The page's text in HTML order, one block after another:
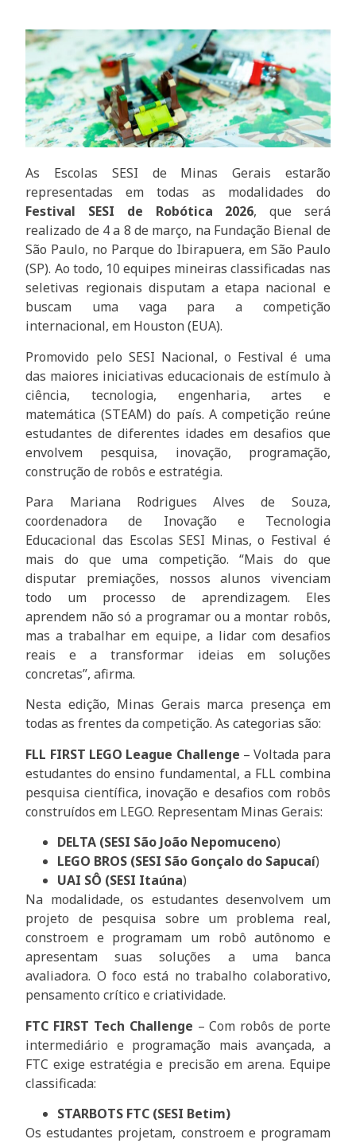
As Escolas SESI de Minas Gerais estarão
representadas em todas as modalidades do
Festival SESI de Robótica 2026, que será
realizado de 4 a 8 de março, na Fundação Bienal de
São Paulo, no Parque do Ibirapuera, em São Paulo
(SP). Ao todo, 10 equipes mineiras classificadas nas
seletivas regionais disputam a etapa nacional e
buscam uma vaga para a competição
internacional, em Houston (EUA).
Promovido pelo SESI Nacional, o Festival é uma
das maiores iniciativas educacionais de estímulo à
ciência, tecnologia, engenharia, artes e
matemática (STEAM) do país. A competição reúne
estudantes de diferentes idades em desafios que
envolvem pesquisa, inovação, programação,
construção de robôs e estratégia.
Para Mariana Rodrigues Alves de Souza,
coordenadora de Inovação e Tecnologia
Educacional das Escolas SESI Minas, o Festival é
mais do que uma competição. “Mais do que
disputar premiações, nossos alunos vivenciam
todo um processo de aprendizagem. Eles
aprendem não só a programar ou a montar robôs,
mas a trabalhar em equipe, a lidar com desafios
reais e a transformar ideias em soluções
concretas”, afirma.
Nesta edição, Minas Gerais marca presença em
todas as frentes da competição. As categorias são:
FLL FIRST LEGO League Challenge – Voltada para
estudantes do ensino fundamental, a FLL combina
pesquisa científica, inovação e desafios com robôs
construídos em LEGO. Representam Minas Gerais:
DELTA (SESI São João Nepomuceno)
LEGO BROS (SESI São Gonçalo do Sapucaí)
UAI SÔ (SESI Itaúna)
Na modalidade, os estudantes desenvolvem um
projeto de pesquisa sobre um problema real,
constroem e programam um robô autônomo e
apresentam suas soluções a uma banca
avaliadora. O foco está no trabalho colaborativo,
pensamento crítico e criatividade.
FTC FIRST Tech Challenge – Com robôs de porte
intermediário e programação mais avançada, a
FTC exige estratégia e precisão em arena. Equipe
classificada:
STARBOTS FTC (SESI Betim)
Os estudantes projetam, constroem e programam